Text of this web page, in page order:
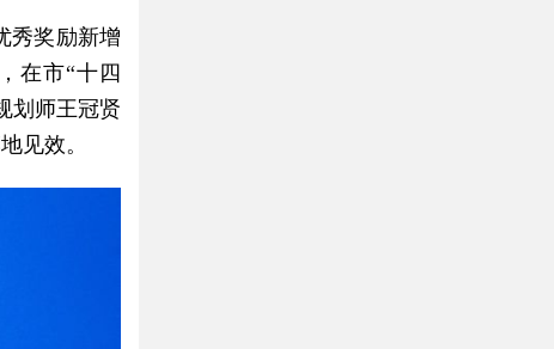
秀奖励新增
在市“十四
划师王冠贤
见效。